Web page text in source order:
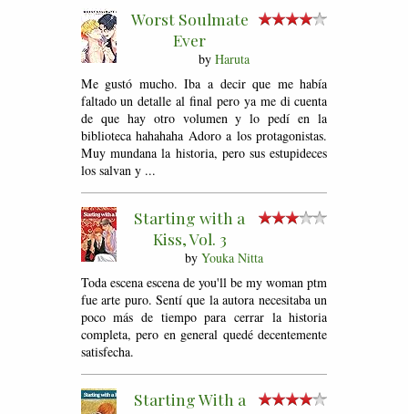
Worst Soulmate
Ever
by Haruta
Me gustó mucho. Iba a decir que me había
faltado un detalle al final pero ya me di cuenta
de que hay otro volumen y lo pedí en la
biblioteca hahahaha Adoro a los protagonistas.
Muy mundana la historia, pero sus estupideces
los salvan y ...
Starting with a
Kiss, Vol. 3
by Youka Nitta
Toda escena escena de you'll be my woman ptm
fue arte puro. Sentí que la autora necesitaba un
poco más de tiempo para cerrar la historia
completa, pero en general quedé decentemente
satisfecha.
Starting With a